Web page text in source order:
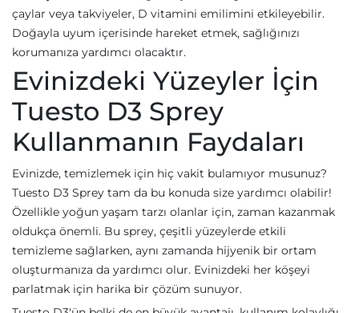
çaylar veya takviyeler, D vitamini emilimini etkileyebilir.
Doğayla uyum içerisinde hareket etmek, sağlığınızı
korumanıza yardımcı olacaktır.
Evinizdeki Yüzeyler İçin
Tuesto D3 Sprey
Kullanmanın Faydaları
Evinizde, temizlemek için hiç vakit bulamıyor musunuz?
Tuesto D3 Sprey tam da bu konuda size yardımcı olabilir!
Özellikle yoğun yaşam tarzı olanlar için, zaman kazanmak
oldukça önemli. Bu sprey, çeşitli yüzeylerde etkili
temizleme sağlarken, aynı zamanda hijyenik bir ortam
oluşturmanıza da yardımcı olur. Evinizdeki her köşeyi
parlatmak için harika bir çözüm sunuyor.